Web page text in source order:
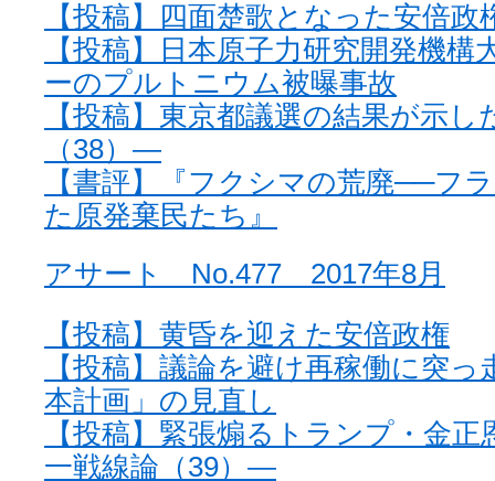
【投稿】四面楚歌となった安倍政
【投稿】日本原子力研究開発機構
ーのプルトニウム被曝事故
【投稿】東京都議選の結果が示
（38）—
【書評】『フクシマの荒廃──フ
た原発棄民たち』
アサート No.477 2017年8月
【投稿】黄昏を迎えた安倍政権
【投稿】議論を避け再稼働に突
本計画」の見直し
【投稿】緊張煽るトランプ・金
一戦線論（39）—